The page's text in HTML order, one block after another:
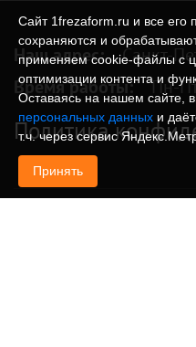
Наш адрес: Санкт-
Время работы: Пн-
Политика
Сайт 1frezaform.ru и все
сохраняются и
применяем cookie‑файлы с
оптимизации контента и
Оставаясь на нашем сайте,
персональных данных и
т.ч. через сервис
Принять